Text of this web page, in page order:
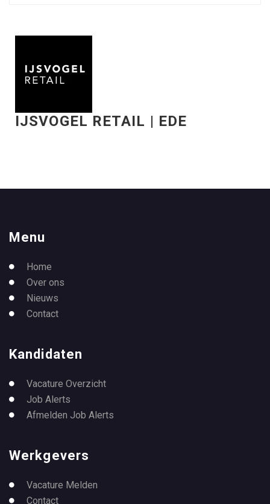
IJSVOGEL RETAIL | EDE
Menu
Home
Over ons
Nieuws
Contact
Kandidaten
Vacature Overzicht
Job Alerts
Afmelden Job Alerts
Werkgevers
Vacature Melden
Contact